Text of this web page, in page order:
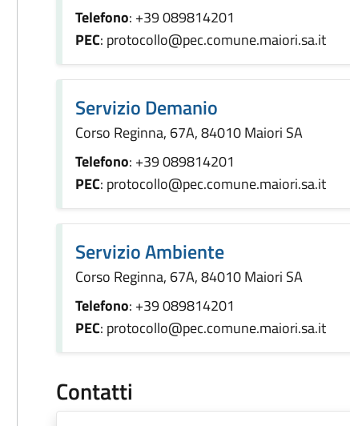
Telefono: +39 089814201
PEC: protocollo@pec.comune.maiori.sa.it
Servizio Demanio
Corso Reginna, 67A, 84010 Maiori SA
Telefono: +39 089814201
PEC: protocollo@pec.comune.maiori.sa.it
Servizio Ambiente
Corso Reginna, 67A, 84010 Maiori SA
Telefono: +39 089814201
PEC: protocollo@pec.comune.maiori.sa.it
Contatti